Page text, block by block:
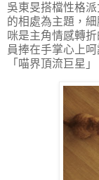
吳東旻搭檔性格
的相處為主題，
咪是主角情感轉
員捧在手掌心上
「喵界頂流巨星」